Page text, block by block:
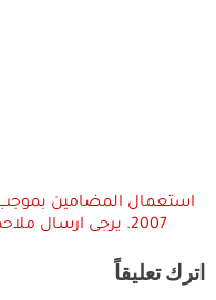
2007. يرجى ارسال ملاحظات لـ akkanet.net@gmail.com
اترك تعليقاً